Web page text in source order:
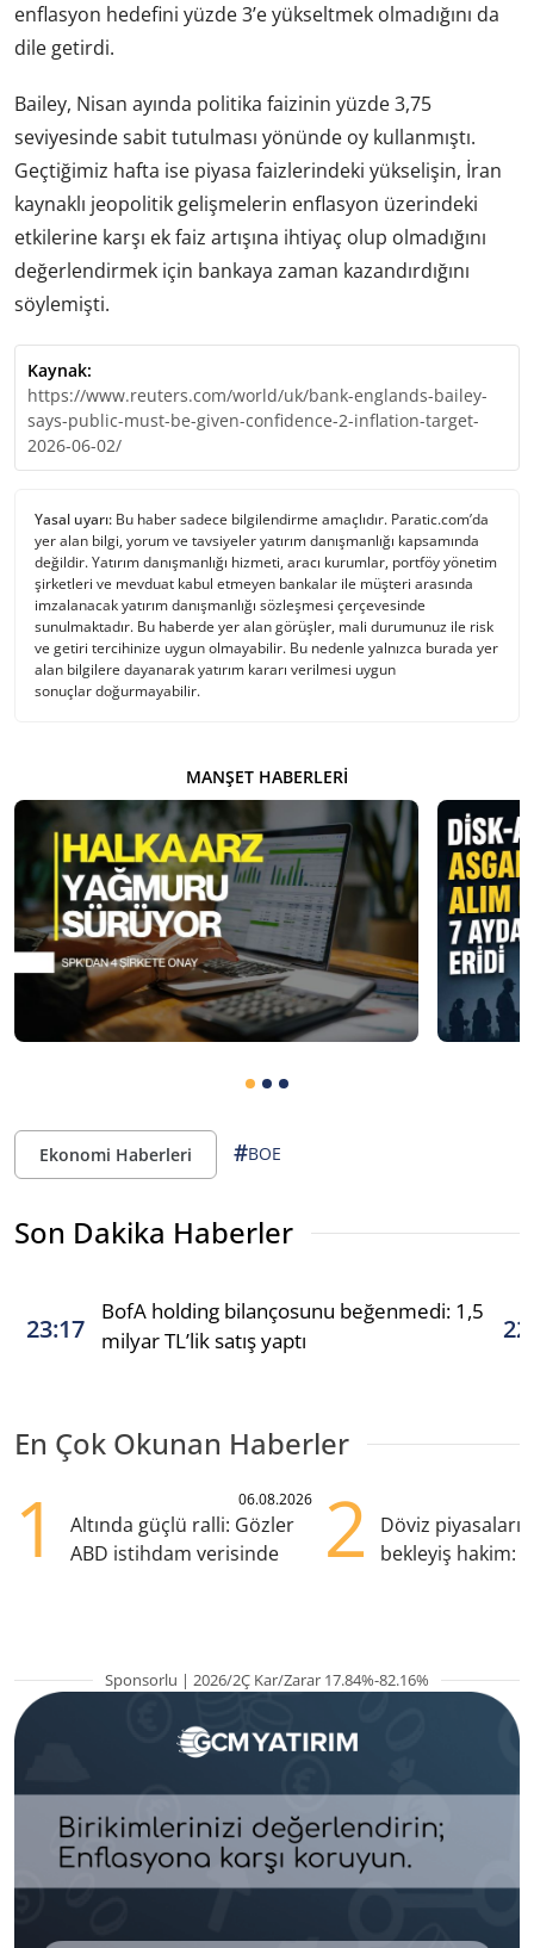
enflasyon hedefini yüzde 3’e yükseltmek olmadığını da
dile getirdi.
Bailey, Nisan ayında politika faizinin yüzde 3,75
seviyesinde sabit tutulması yönünde oy kullanmıştı.
Geçtiğimiz hafta ise piyasa faizlerindeki yükselişin, İran
kaynaklı jeopolitik gelişmelerin enflasyon üzerindeki
etkilerine karşı ek faiz artışına ihtiyaç olup olmadığını
değerlendirmek için bankaya zaman kazandırdığını
söylemişti.
Kaynak:
https://www.reuters.com/world/uk/bank-englands-bailey-
says-public-must-be-given-confidence-2-inflation-target-
2026-06-02/
Yasal uyarı: Bu haber sadece bilgilendirme amaçlıdır. Paratic.com’da
yer alan bilgi, yorum ve tavsiyeler yatırım danışmanlığı kapsamında
değildir. Yatırım danışmanlığı hizmeti, aracı kurumlar, portföy yönetim
şirketleri ve mevduat kabul etmeyen bankalar ile müşteri arasında
imzalanacak yatırım danışmanlığı sözleşmesi çerçevesinde
sunulmaktadır. Bu haberde yer alan görüşler, mali durumunuz ile risk
ve getiri tercihinize uygun olmayabilir. Bu nedenle yalnızca burada yer
alan bilgilere dayanarak yatırım kararı verilmesi uygun
sonuçlar doğurmayabilir.
MANŞET HABERLERI
Ekonomi Haberleri #BOE
Son Dakika Haberler
23:17
BofA holding bilançosunu beğenmedi: 1,5
milyar TL’lik satış yaptı
En Çok Okunan Haberler
1 06.08.2026
Altında güçlü ralli: Gözler
ABD istihdam verisinde
2
Döviz
bekleyiş hakim:
Sponsorlu | 2026/2Ç Kar/Zarar 17.84%-82.16%